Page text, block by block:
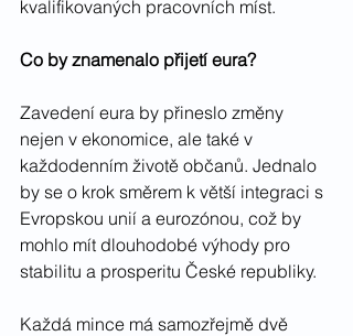
kvalifikovaných pracovních míst.
Co by znamenalo přijetí eura?
Zavedení eura by přineslo změny
nejen v ekonomice, ale také v
každodenním životě občanů. Jednalo
by se o krok směrem k větší integraci s
Evropskou unií a eurozónou, což by
mohlo mít dlouhodobé výhody pro
stabilitu a prosperitu České republiky.
Každá mince má samozřejmě dvě